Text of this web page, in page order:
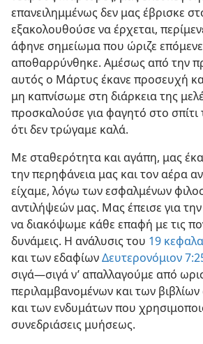
επανειλημμένως δεν μας έβρισκε
εξακολουθούσε να έρχεται,
άφηνε σημείωμα που ώριζε
αποθαρρύνθηκε. Αμέσως από την
αυτός ο Μάρτυς έκανε προσευχή
μη καπνίσωμε στη διάρκεια της
προσκαλούσε για φαγητό στο σπίτι
ότι δεν τρώγαμε καλά.
Με σταθερότητα και αγάπη, μας
την περηφάνεια μας και τον αέρα
είχαμε, λόγω των εσφαλμένων
αντιλήψεών μας. Μας έπεισε για
να διακόψωμε κάθε επαφή με τις
δυνάμεις. Η ανάλυσις του 19
και των εδαφίωνΔευτερονόμιον
σιγά—σιγά ν’ απαλλαγούμε από
περιλαμβανομένων και των
και των ενδυμάτων που
συνεδριάσεις μυήσεως.